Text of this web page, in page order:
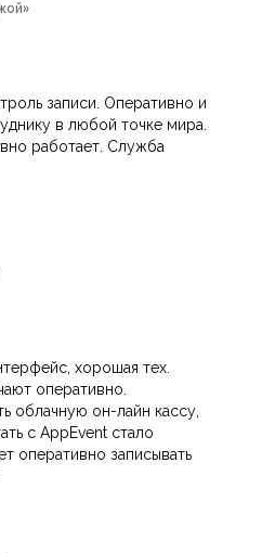
записи. Оперативно и
в любой точке мира.
работает. Служба
хорошая тех.
оперативно.
облачную он-лайн кассу,
с AppEvent стало
оперативно записывать